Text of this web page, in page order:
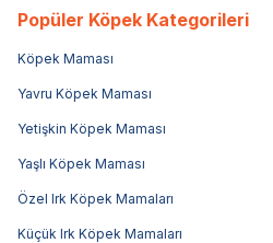
Popüler Köpek Kategorileri
Köpek Maması
Yavru Köpek Maması
Yetişkin Köpek Maması
Yaşlı Köpek Maması
Özel Irk Köpek Mamaları
Küçük Irk Köpek Mamaları